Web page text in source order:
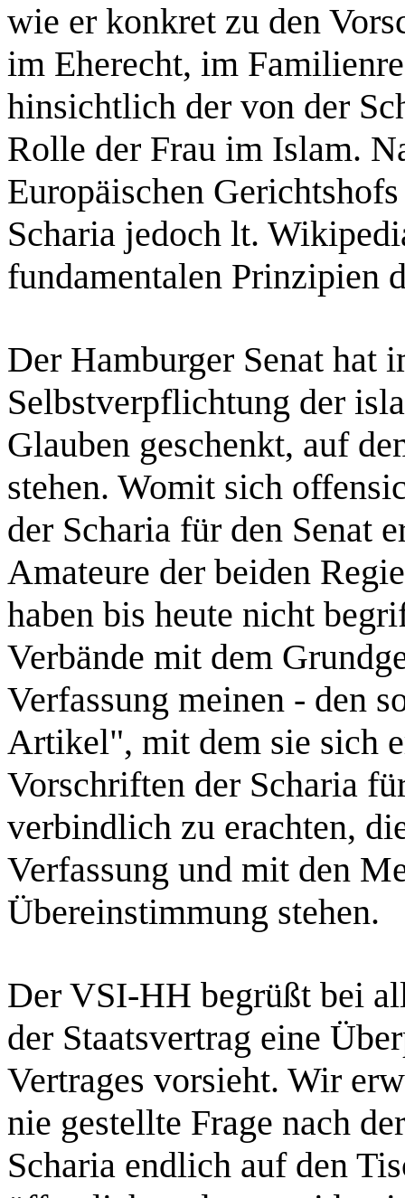
wie er konkret zu den
im Eherecht, im
hinsichtlich der von der
Rolle der Frau im Islam.
Europäischen
Scharia jedoch lt.
fundamentalen Prinzipien
Der Hamburger Senat hat
Selbstverpflichtung der
Glauben geschenkt, auf
stehen. Womit sich
der Scharia für den Senat
Amateure der beiden
haben bis heute nicht
Verbände mit dem
Verfassung meinen - den
Artikel", mit dem sie sich
Vorschriften der Scharia
verbindlich zu erachten,
Verfassung und mit den
Übereinstimmung stehen.
Der VSI-HH begrüßt bei
der Staatsvertrag eine
Vertrages vorsieht. Wir
nie gestellte Frage nach
Scharia endlich auf den